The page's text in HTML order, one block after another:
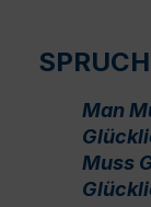
Man
Muss